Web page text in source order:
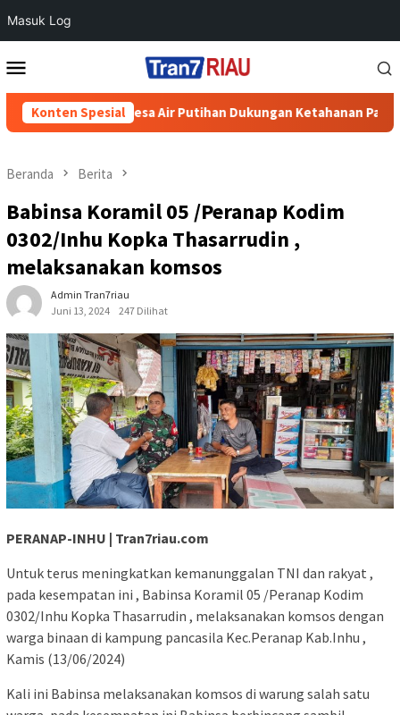
Masuk Log
ke
Mobile
Konten Spesial
di Desa Air Putihan Dukungan Ketahanan Pangan Nasional
Beranda Berita
Babinsa Koramil 05 /Peranap Kodim
0302/Inhu Kopka Thasarrudin ,
melaksanakan komsos
Admin Tran7riau
Juni 13, 2024
247 Dilihat
PERANAP-INHU | Tran7riau.com
Untuk terus meningkatkan kemanunggalan TNI dan rakyat ,
pada kesempatan ini , Babinsa Koramil 05 /Peranap Kodim
0302/Inhu Kopka Thasarrudin , melaksanakan komsos dengan
warga binaan di kampung pancasila Kec.Peranap Kab.Inhu ,
Kamis (13/06/2024)
Kali ini Babinsa melaksanakan komsos di warung salah satu